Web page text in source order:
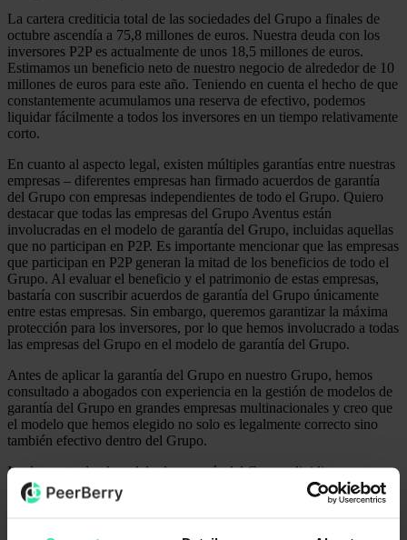
La cartera crediticia total de las sociedades del Grupo a finales de
octubre ascendía a 75,8 millones de euros. Nuestra deuda con los
inversores P2P es actualmente de unos 18,5 millones de euros.
Estimamos un beneficio neto de nuestro negocio de alrededor de 10
millones de euros para este año. Teniendo en cuenta el hecho de que
constantemente acumulamos una reserva de efectivo, podemos
liquidar fácilmente a todos los inversores en un tiempo relativamente
corto.
En cuanto al aspecto legal, existen múltiples garantías entre nuestras
empresas – diferentes empresas han firmado acuerdos de garantía
del Grupo con empresas independientes de todo el Grupo. Quiero
destacar que todas las empresas del Grupo Aventus están
involucradas en el modelo de garantía del Grupo, incluidas aquellas
que no participan en P2P. Es importante mencionar que las empresas
que participan en P2P generan la mitad de los beneficios de todo el
Grupo. Al evaluar el beneficio y el patrimonio de estas empresas,
bastaría con suscribir acuerdos de garantía del Grupo únicamente
entre estas empresas. Sin embargo, queremos garantizar la máxima
protección para los inversores, por lo que hemos involucrado a todas
las empresas del Grupo en el modelo de garantía del Grupo.
Antes de aplicar la garantía del Grupo en nuestro Grupo, hemos
consultado a abogados con experiencia en la gestión de modelos de
garantía del Grupo en grandes empresas multinacionales y creo que
el modelo que hemos elegido no solo es legalmente correcto sino
también efectivo dentro del Grupo.
Implementando el modelo de garantía del Grupo, dividimos nuestras
empresas en diferentes niveles de rentabilidad. El papel más
importante en el modelo de garantía del Grupo lo desempeñan las
que participa en P2P tiene contratos de garantía del Grupo con al